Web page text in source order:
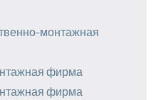
монтажная
фирма
фирма